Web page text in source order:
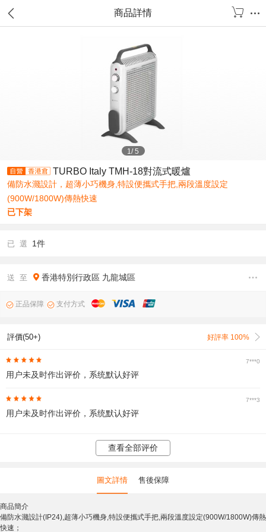
商品詳情
1/5
TURBO Italy TMH-18對流式暖爐
備防水濺設計，超薄小巧機身,特設便攜式手把,兩段溫度設定
(900W/1800W)傳熱快速
已下架
已 選 1件
送 至 香港特別行政區 九龍城區
正品保障 支付方式
評價(50+) 好評率 100%
7***0
用户未及时作出评价，系统默认好评
7***3
用户未及时作出评价，系统默认好评
查看全部评价
圖文詳情 售後保障
商品簡介
備防水濺設計(IP24),超薄小巧機身,特設便攜式手把,兩段溫度設定(900W/1800W)傳熱
快速；